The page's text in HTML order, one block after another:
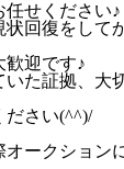
任せください♪
回復をして
歓迎です♪
た証拠、大
ださい(^^)/
ークション